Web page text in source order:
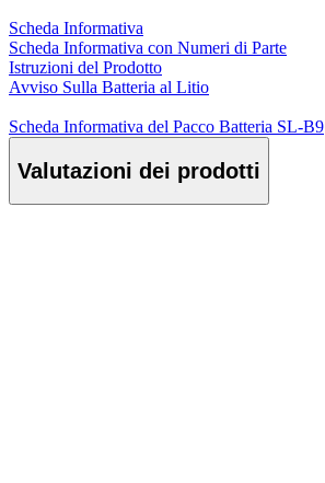
Scheda Informativa
Scheda Informativa con Numeri di Parte
Istruzioni del Prodotto
Avviso Sulla Batteria al Litio
Scheda Informativa del Pacco Batteria SL-B9
Valutazioni dei prodotti